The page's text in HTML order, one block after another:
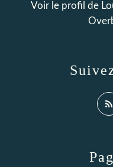
Voir le profil de